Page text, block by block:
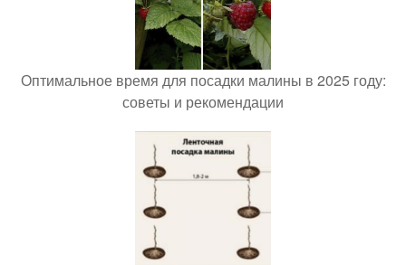
Оптимальное время для посадки малины в 2025 году:
советы и рекомендации